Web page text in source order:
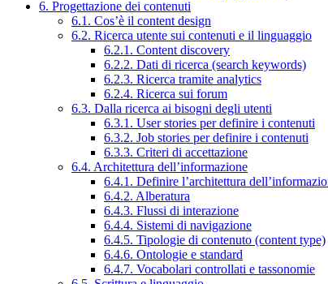
6. Progettazione dei contenuti
6.1. Cos’è il content design
6.2. Ricerca utente sui contenuti e il linguaggio
6.2.1. Content discovery
6.2.2. Dati di ricerca (search keywords)
6.2.3. Ricerca tramite analytics
6.2.4. Ricerca sui forum
6.3. Dalla ricerca ai bisogni degli utenti
6.3.1. User stories per definire i contenuti
6.3.2. Job stories per definire i contenuti
6.3.3. Criteri di accettazione
6.4. Architettura dell’informazione
6.4.1. Definire l’architettura
6.4.2. Alberatura
6.4.3. Flussi di interazione
6.4.4. Sistemi di navigazione
6.4.5. Tipologie di contenuto (content type)
6.4.6. Ontologie e standard
6.4.7. Vocabolari controllati e tassonomie